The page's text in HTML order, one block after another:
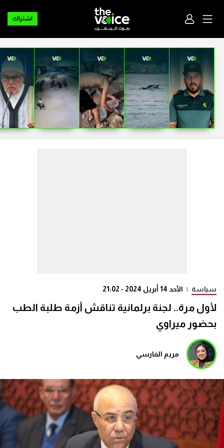
اشتراك
سياسة | الأحد 14 أبريل 2024 - 21:02
لأول مرة.. لجنة برلمانية تناقش أزمة طلبة الطب
بحضور ميراوي
مريم الفارسي